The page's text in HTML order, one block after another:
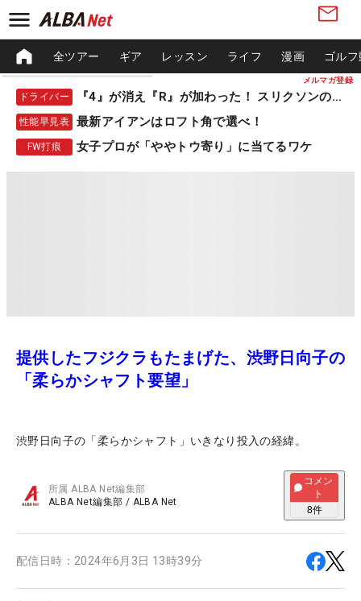
メルマガ登録
全ツアー ギア レッスン ライフ 漫画 ゴル
ドライバー 『4』が消え『R』が加わった！ スリクソンの新作
性能早見表 最新アイアンはロフト角で選べ！
FW打痕 女子プロが「ややトウ寄り」に当てるワケ
提供したフジクラもたまげた、渋野日向子の
「柔らかシャフト要望」
渋野日向子の「柔らかシャフト」いきなり投入の経緯。
所属ALBA Net編集部
ALBA Net編集部 / ALBA Net
コメン
ト
8件
配信日時： 2024年6月3日 13時39分